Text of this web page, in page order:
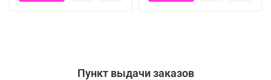
Пункт выдачи заказов